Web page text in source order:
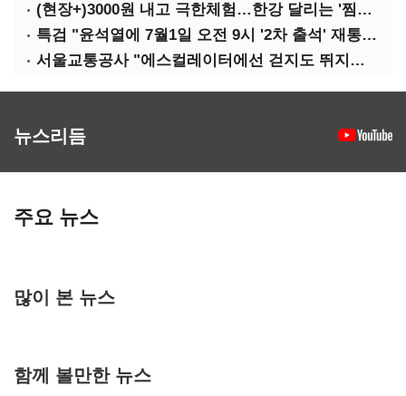
(현장+)3000원 내고 극한체험…한강 달리는 '찜통버스'
특검 "윤석열에 7월1일 오전 9시 '2차 출석' 재통보"
서울교통공사 "에스컬레이터에선 걷지도 뛰지도 말아주세요"
뉴스리듬
주요 뉴스
많이 본 뉴스
함께 볼만한 뉴스